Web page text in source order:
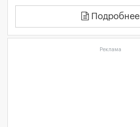
Подробнее
Реклама